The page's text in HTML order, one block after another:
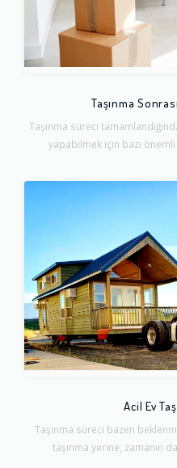
Taşınma
Taşınma süreci
yapabilmek için bazı önemli
Acil Ev
Taşınma süreci bazen
taşınma yerine, zamanın